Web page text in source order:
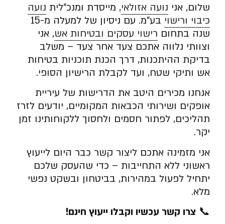
שלום, אני נועה אזולאי, מייסדת ומנכ”לית נועה
כיבוי ורישוי
בע”מ. עם ניסיון של למעלה מ-15
שנה בתחום רישוי עסקים ובטיחות אש, אני
וצוותי נלווה אתכם צעד אחר צעד – משלב
בדיקת ההיתכנות, דרך הכנת תוכניות בטיחות
אש ותיקי שטח, ועד לקבלת הרישיון הסופי.
אנחנו מכירים היטב את הדרישות של עיריית
אופקים ושירותי הכבאות המקומיים, יודעים לזרז
תהליכים, לפתור חסמים ולחסוך ללקוחותינו זמן
יקר.
אני מזמינה אתכם ליצור קשר כבר היום לייעוץ
ראשוני ללא התחייבות – כדי שהעסק שלכם
יתחיל לפעול במהירות, בביטחון ובשקט נפשי
מלא.
📞 צרו קשר עכשיו וקבלו ייעוץ חינם!